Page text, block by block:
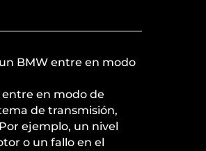
BMW entre en modo
entre en modo de
de transmisión,
ejemplo, un nivel
o un fallo en el